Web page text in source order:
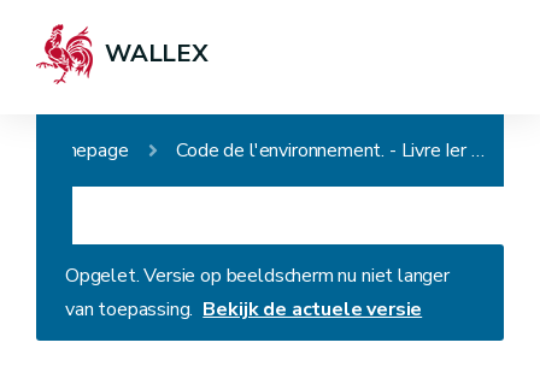
WALLEX
Homepage Code de l'environnement. - Livre Ier (Dispositions communes et générales)
Opgelet. Versie op beeldscherm nu niet langer
van toepassing. Bekijk de actuele versie